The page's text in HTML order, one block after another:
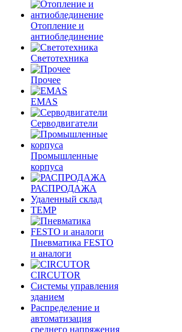
Отопление и
антиоблединение
Светотехника
Прочее
EMAS
Cерводвигатели
Промышленные
корпуса
РАСПРОДАЖА
Удаленный склад
TEMP
Пневматика FESTO
и аналоги
CIRCUTOR
Системы управления
зданием
Распределение и
автоматизация
среднего напряжения